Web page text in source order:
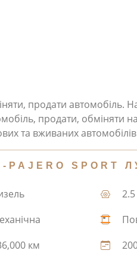
продати автомобіль.
продати, обміняти на
та вживаних автомобілів
SPORT
2.5
км